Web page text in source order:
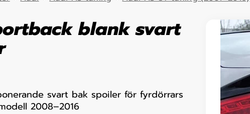
blank svart
svart bak spoiler för fyrdörrars
2008–2016